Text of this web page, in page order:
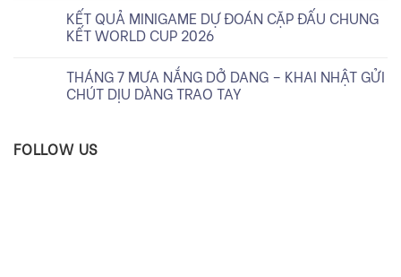
KẾT QUẢ MINIGAME DỰ ĐOÁN CẶP ĐẤU CHUNG
KẾT WORLD CUP 2026
THÁNG 7 MƯA NẮNG DỞ DANG – KHAI NHẬT GỬI
CHÚT DỊU DÀNG TRAO TAY
FOLLOW US